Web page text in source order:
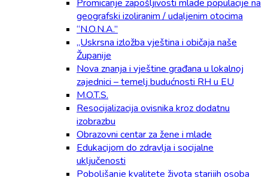
Promicanje zapošljivosti mlade populacije na
geografski izoliranim / udaljenim otocima
“N.O.N.A.”
„Uskrsna izložba vještina i običaja naše
Županije
Nova znanja i vještine građana u lokalnoj
zajednici – temelj budućnosti RH u EU
M.O.T.S.
Resocijalizacija ovisnika kroz dodatnu
izobrazbu
Obrazovni centar za žene i mlade
Edukacijom do zdravlja i socijalne
uključenosti
Poboljšanje kvalitete života starijih osoba